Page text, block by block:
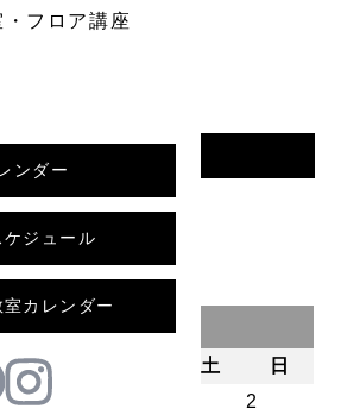
フロア講座
ンダー
ジュール
カレンダー
土
日
2